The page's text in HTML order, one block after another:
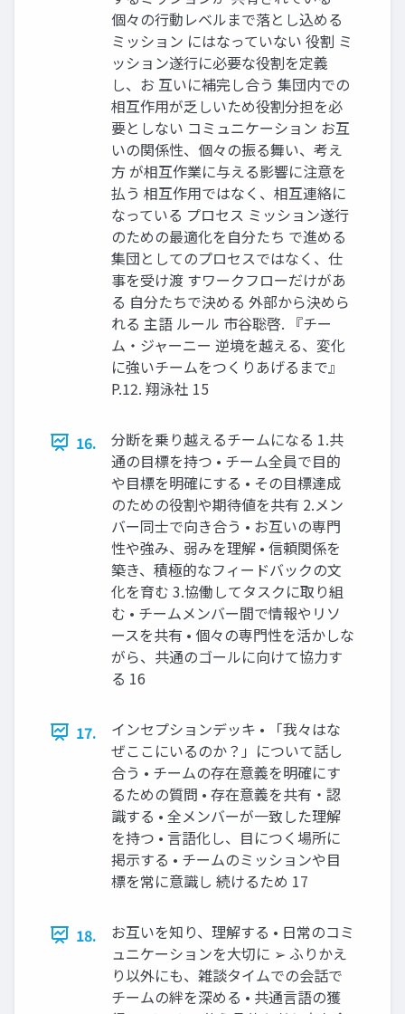
個々の行動レベルまで落とし込める
ミッション にはなっていない 役割 ミ
ッション遂行に必要な役割を定義
し、お 互いに補完し合う 集団内での
相互作用が乏しいため役割分担を必
要としない コミュニケーション お互
いの関係性、個々の振る舞い、考え
方 が相互作業に与える影響に注意を
払う 相互作用ではなく、相互連絡に
なっている プロセス ミッション遂行
のための最適化を自分たち で進める
集団としてのプロセスではなく、仕
事を受け渡 すワークフローだけがあ
る 自分たちで決める 外部から決めら
れる 主語 ルール 市谷聡啓. 『チー
ム・ジャーニー 逆境を越える、変化
に強いチームをつくりあげるまで』
P.12. 翔泳社 15
16.
分断を乗り越えるチームになる 1.共
通の目標を持つ • チーム全員で目的
や目標を明確にする • その目標達成
のための役割や期待値を共有 2.メン
バー同士で向き合う • お互いの専門
性や強み、弱みを理解 • 信頼関係を
築き、積極的なフィードバックの文
化を育む 3.協働してタスクに取り組
む • チームメンバー間で情報やリソ
ースを共有 • 個々の専門性を活かしな
がら、共通のゴールに向けて協力す
る 16
17.
インセプションデッキ • 「我々はな
ぜここにいるのか？」について話し
合う • チームの存在意義を明確にす
るための質問 • 存在意義を共有・認
識する • 全メンバーが一致した理解
を持つ • 言語化し、目につく場所に
掲示する • チームのミッションや目
標を常に意識し 続けるため 17
18.
お互いを知り、理解する • 日常のコミ
ュニケーションを大切に ➢ ふりかえ
り以外にも、雑談タイムでの会話で
チームの絆を深める • 共通言語の獲